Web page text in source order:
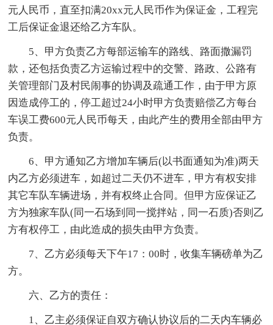
元人民币，直至扣满20xx元人民币作为保证金，工程完
工后保证金退还给乙方车队。
5、甲方负责乙方每部运输车的路线、路面撒漏罚
款，还包括负责乙方运输过程中的交警、路政、公路有
关管理部门及村民闹事的协调及疏通工作，由于甲方原
因造成停工的，停工超过24小时甲方负责赔偿乙方每台
车误工费600元人民币每天，由此产生的费用全部由甲方
负责。
6、甲方通知乙方增加车辆后(以书面通知为准)两天
内乙方必须进车，如超过二天仍不进车，甲方有权安排
其它车队车辆进场，并有权终止合同。但甲方应保证乙
方为独家车队(同一石场到同一搅拌站，同一石质)否则乙
方有权停工，由此造成的损失由甲方负责。
7、乙方必须每天下午17：00时，收集车辆磅单为乙
方。
六、乙方的责任：
1、乙主必须保证自双方确认协议后的二天内车辆必